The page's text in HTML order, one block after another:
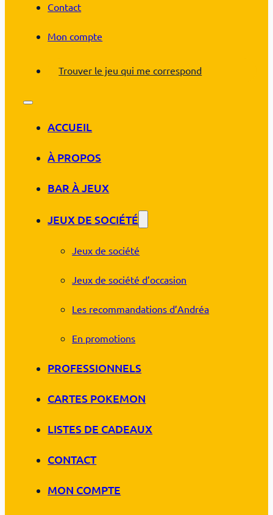
Contact
Mon compte
Trouver le jeu qui me correspond
ACCUEIL
À PROPOS
BAR À JEUX
JEUX DE SOCIÉTÉ
Jeux de société
Jeux de société d’occasion
Les recommandations d’Andréa
En promotions
PROFESSIONNELS
CARTES POKEMON
LISTES DE CADEAUX
CONTACT
MON COMPTE